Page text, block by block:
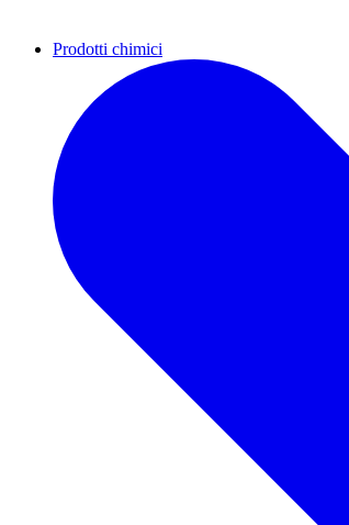
Prodotti chimici